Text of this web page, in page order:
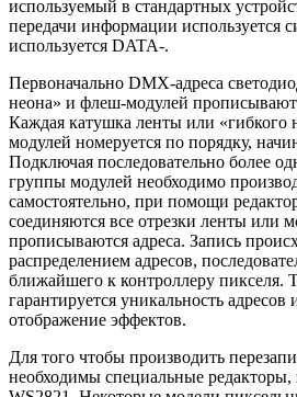
используемый в стандартных
передачи информации используется
используется DATA-.
Первоначально DMX-адреса
неона» и флеш-модулей
Каждая катушка ленты или «гибкого
модулей номеруется по порядку,
Подключая последовательно более
группы модулей необходимо
самостоятельно, при помощи
соединяются все отрезки ленты или
прописываются адреса. Запись
распределением адресов,
ближайшего к контроллеру пикселя.
гарантируется уникальность адресов
отображение эффектов.
Для того чтобы производить
необходимы специальные